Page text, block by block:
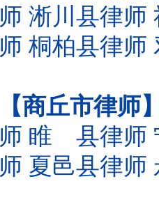
师 淅川县律师
师 桐柏县律师
【商丘市律师
师 睢 县律师
师 夏邑县律师